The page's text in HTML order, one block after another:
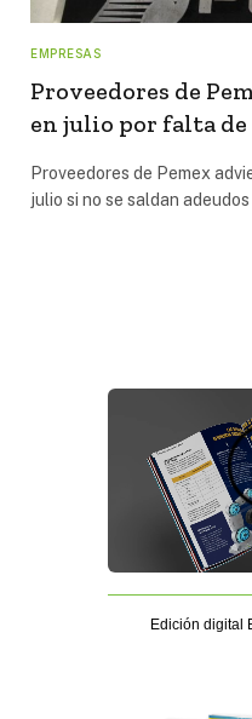
EMPRESAS
Proveedores de
en julio por falta de
Proveedores de Pemex
julio si no se saldan
Edición digital